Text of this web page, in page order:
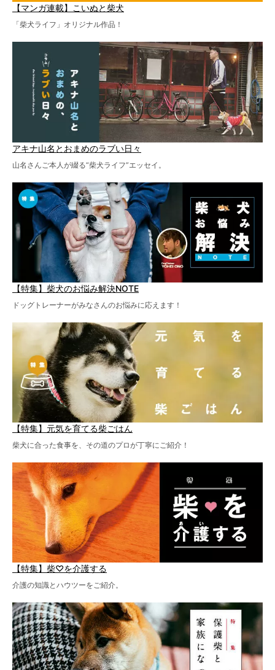
【マンガ連載】こいぬと柴犬
「柴犬ライフ」オリジナル作品！
アキナ山名とおまめのラブい日々
山名さんご本人が綴る“柴犬ライフ”エッセイ。
【特集】柴犬のお悩み解決NOTE
ドッグトレーナーがみなさんのお悩みに応えます！
【特集】元気を育てる柴ごはん
柴犬に合った食事を、その道のプロが丁寧にご紹介！
【特集】柴♡を介護する
介護の知識とハウツーをご紹介。